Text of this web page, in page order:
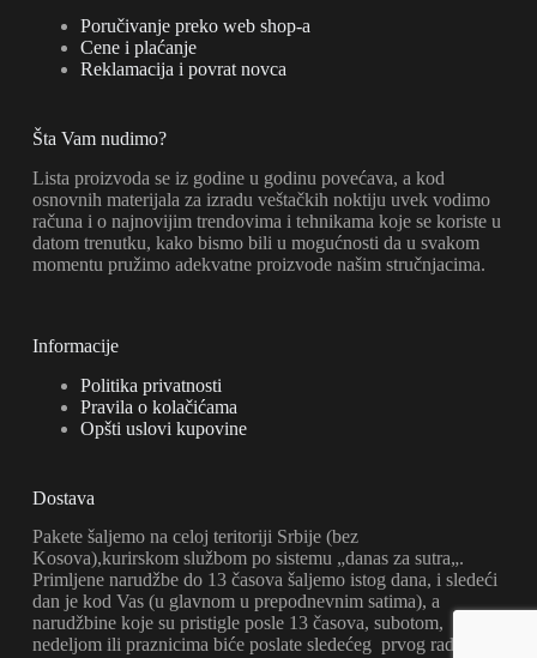
Poručivanje preko web shop-a
Cene i plaćanje
Reklamacija i povrat novca
Šta Vam nudimo?
Lista proizvoda se iz godine u godinu povećava, a kod
osnovnih materijala za izradu veštačkih noktiju uvek vodimo
računa i o najnovijim trendovima i tehnikama koje se koriste u
datom trenutku, kako bismo bili u mogućnosti da u svakom
momentu pružimo adekvatne proizvode našim stručnjacima.
Informacije
Politika privatnosti
Pravila o kolačićama
Opšti uslovi kupovine
Dostava
Pakete šaljemo na celoj teritoriji Srbije (bez
Kosova),kurirskom službom po sistemu „danas za sutra„.
Primljene narudžbe do 13 časova šaljemo istog dana, i sledeći
dan je kod Vas (u glavnom u prepodnevnim satima), a
narudžbine koje su pristigle posle 13 časova, subotom,
nedeljom ili praznicima biće poslate sledećeg prvog radnog